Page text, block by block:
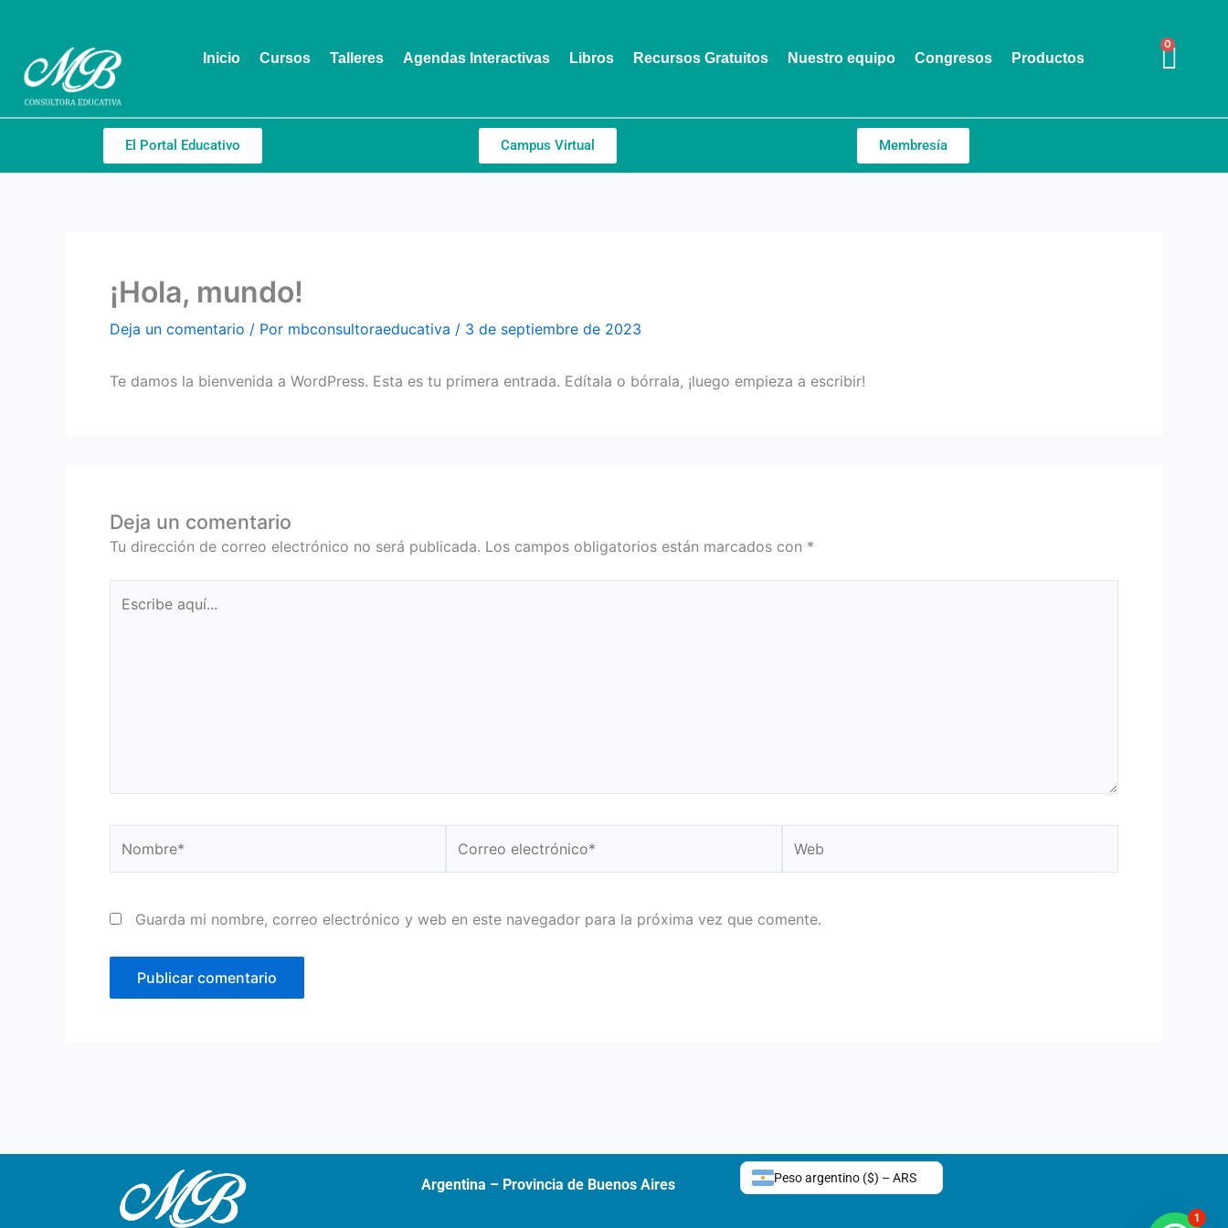
contenido
Inicio Cursos Talleres Agendas Interactivas Libros Recursos Gratuitos Nuestro equipo Congresos Productos
0
Cart
El Portal Educativo Campus Virtual Membresía
¡Hola, mundo!
Deja un comentario / Por mbconsultoraeducativa / 3 de septiembre de 2023
Te damos la bienvenida a WordPress. Esta es tu primera entrada. Edítala o bórrala, ¡luego empieza a escribir!
Deja un comentario
Tu dirección de correo electrónico no será publicada. Los campos obligatorios están marcados con *
aquí...
electrónico*
Guarda mi nombre, correo electrónico y web en este navegador para la próxima vez que comente.
Argentina – Provincia de Buenos Aires Peso argentino ($) – ARS
1